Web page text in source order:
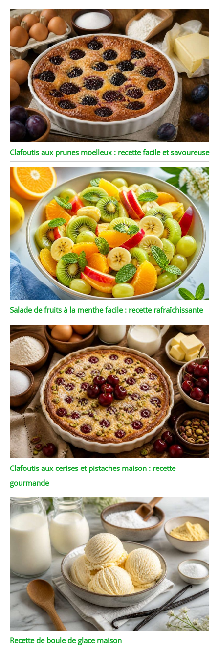
Clafoutis aux prunes moelleux : recette facile et savoureuse
Salade de fruits à la menthe facile : recette rafraîchissante
Clafoutis aux cerises et pistaches maison : recette
gourmande
Recette de boule de glace maison